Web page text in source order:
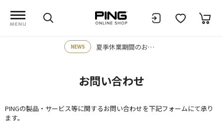
NEWS 夏季休業期間のお知らせ
お問い合わせ
PINGの製品・サービス等に関するお問い合わせを下記フォームにて承り
ます。